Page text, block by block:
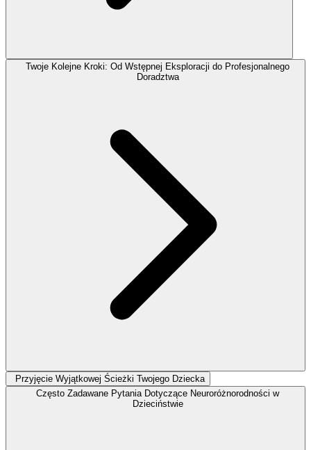
Twoje Kolejne Kroki: Od Wstępnej Eksploracji do Profesjonalnego
Doradztwa
Przyjęcie Wyjątkowej Ścieżki Twojego Dziecka
Często Zadawane Pytania Dotyczące Neuroróżnorodności w
Dzieciństwie